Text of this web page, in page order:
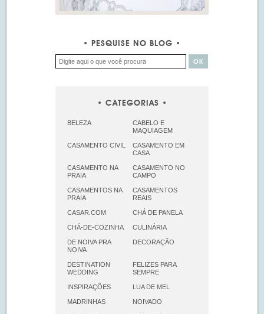
PESQUISE NO BLOG
CATEGORIAS
BELEZA
CABELO E
MAQUIAGEM
CASAMENTO CIVIL
CASAMENTO EM
CASA
CASAMENTO NA
PRAIA
CASAMENTO NO
CAMPO
CASAMENTOS NA
PRAIA
CASAMENTOS
REAIS
CASAR.COM CHÁ DE PANELA
CHÁ-DE-COZINHA CULINÁRIA
DE NOIVA PRA
NOIVA
DECORAÇÃO
DESTINATION
WEDDING
FELIZES PARA
SEMPRE
INSPIRAÇÕES LUA DE MEL
MADRINHAS NOIVADO